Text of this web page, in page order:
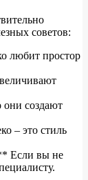
советов:
любит простор
создают
– это стиль
Если вы не